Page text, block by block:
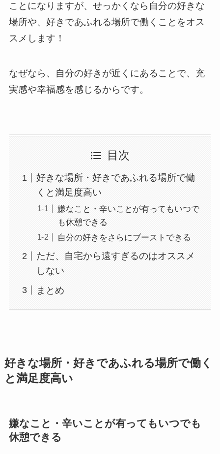
ことになりますが、せっかくなら自分の好きな
場所や、好きであふれる場所で働くことをオス
スメします！
なぜなら、自分の好きが近くにあることで、充
実感や幸福感を感じるからです。
目次
好きな場所・好きであふれる場所で働
くと満足度高い
嫌なこと・辛いことが有ってもいつで
も休憩できる
自分の好きをさらにブーストできる
ただ、自宅から遠すぎるのはオススメ
しない
まとめ
好きな場所・好きであふれる場所で働く
と満足度高い
嫌なこと・辛いことが有ってもいつでも
休憩できる